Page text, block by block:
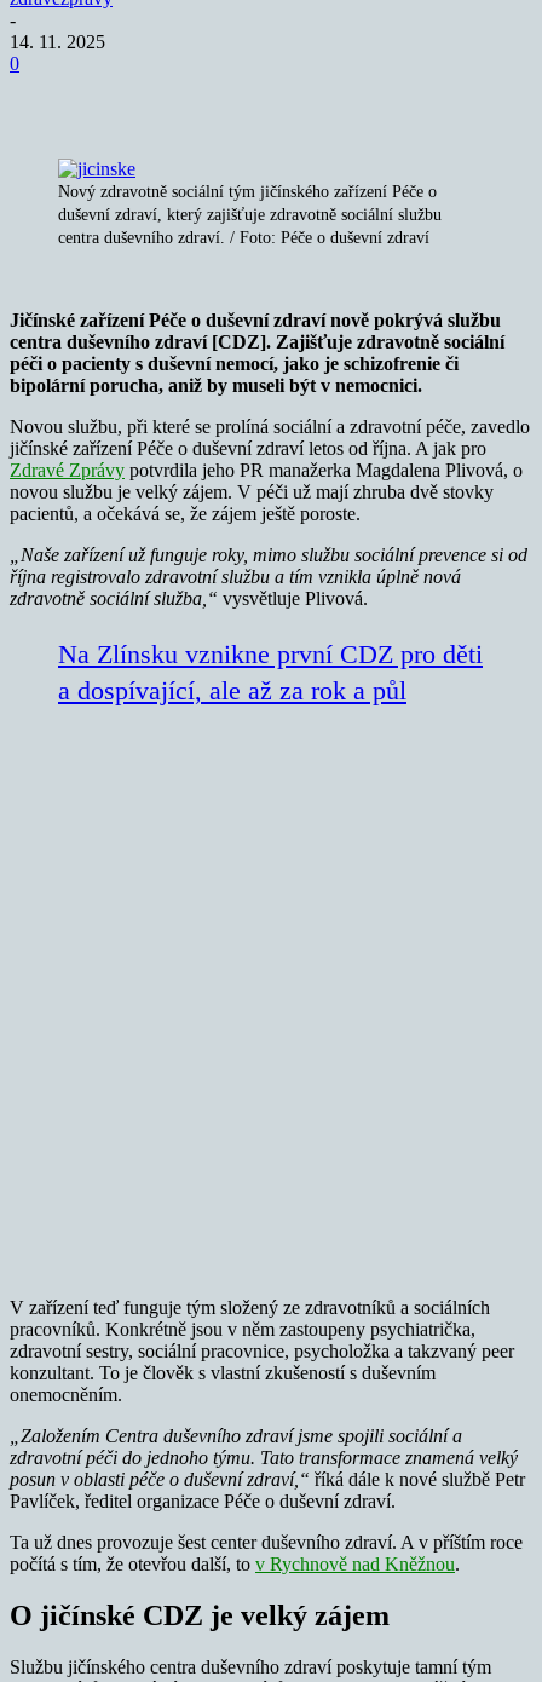
-
14. 11. 2025
0
Nový zdravotně sociální tým jičínského zařízení Péče o
duševní zdraví, který zajišťuje zdravotně sociální službu
centra duševního zdraví. / Foto: Péče o duševní zdraví
Jičínské zařízení Péče o duševní zdraví nově pokrývá službu
centra duševního zdraví [CDZ]. Zajišťuje zdravotně sociální
péči o pacienty s duševní nemocí, jako je schizofrenie či
bipolární porucha, aniž by museli být v nemocnici.
Novou službu, při které se prolíná sociální a zdravotní péče, zavedlo
jičínské zařízení Péče o duševní zdraví letos od října. A jak pro
Zdravé Zprávy potvrdila jeho PR manažerka Magdalena Plivová, o
novou službu je velký zájem. V péči už mají zhruba dvě stovky
pacientů, a očekává se, že zájem ještě poroste.
„Naše zařízení už funguje roky, mimo službu sociální prevence si od
října registrovalo zdravotní službu a tím vznikla úplně nová
zdravotně sociální služba,“ vysvětluje Plivová.
Na Zlínsku vznikne první CDZ pro děti
a dospívající, ale až za rok a půl
V zařízení teď funguje tým složený ze zdravotníků a sociálních
pracovníků. Konkrétně jsou v něm zastoupeny psychiatrička,
zdravotní sestry, sociální pracovnice, psycholožka a takzvaný peer
konzultant. To je člověk s vlastní zkušeností s duševním
onemocněním.
„Založením Centra duševního zdraví jsme spojili sociální a
zdravotní péči do jednoho týmu. Tato transformace znamená velký
posun v oblasti péče o duševní zdraví,“ říká dále k nové službě Petr
Pavlíček, ředitel organizace Péče o duševní zdraví.
Ta už dnes provozuje šest center duševního zdraví. A v příštím roce
počítá s tím, že otevřou další, to v Rychnově nad Kněžnou.
O jičínské CDZ je velký zájem
Službu jičínského centra duševního zdraví poskytuje tamní tým